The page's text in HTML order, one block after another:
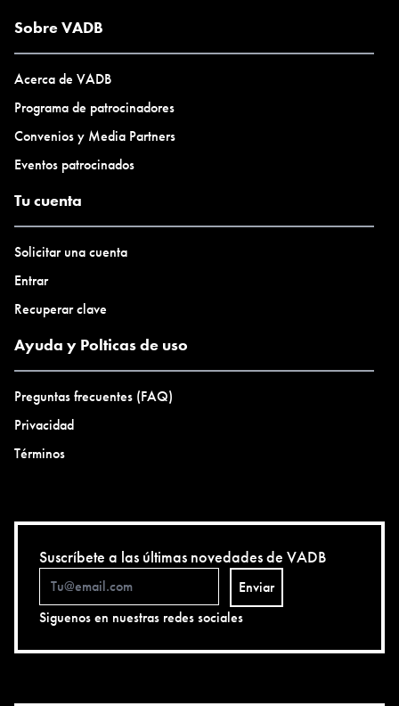
Sobre VADB
Acerca de VADB
Programa de patrocinadores
Convenios y Media Partners
Eventos patrocinados
Tu cuenta
Solicitar una cuenta
Entrar
Recuperar clave
Ayuda y Polticas de uso
Preguntas frecuentes (FAQ)
Privacidad
Términos
Suscríbete a las últimas novedades de VADB
Enviar
Siguenos en nuestras redes sociales